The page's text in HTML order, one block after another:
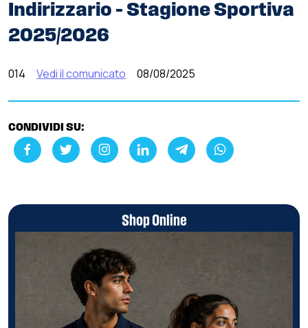
Indirizzario – Stagione Sportiva
2025/2026
014 Vedi il comunicato 08/08/2025
CONDIVIDI SU:
Shop Online